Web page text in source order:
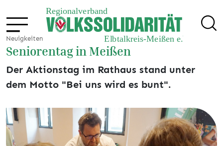
Neuigkeiten
Seniorentag in Meißen
Der Aktionstag im Rathaus stand unter
dem Motto "Bei uns wird es bunt".